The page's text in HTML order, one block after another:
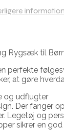
information
Rygsæk til
perfekte
at gøre
og udflugter
Der fanger
Legetøj og
sikrer en